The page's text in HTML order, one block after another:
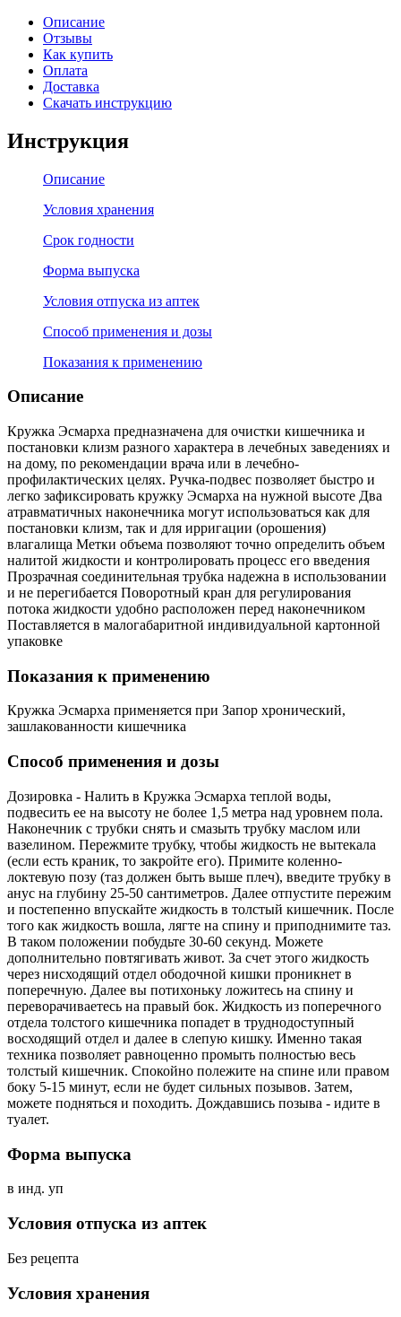
Описание
Отзывы
Как купить
Оплата
Доставка
Скачать инструкцию
Инструкция
Описание
Условия хранения
Срок годности
Форма выпуска
Условия отпуска из аптек
Способ применения и дозы
Показания к применению
Описание
Кружка Эсмарха предназначена для очистки кишечника и
постановки клизм разного характера в лечебных заведениях и
на дому, по рекомендации врача или в лечебно-
профилактических целях. Ручка-подвес позволяет быстро и
легко зафиксировать кружку Эсмарха на нужной высоте Два
атравматичных наконечника могут использоваться как для
постановки клизм, так и для ирригации (орошения)
влагалища Метки объема позволяют точно определить объем
налитой жидкости и контролировать процесс его введения
Прозрачная соединительная трубка надежна в использовании
и не перегибается Поворотный кран для регулирования
потока жидкости удобно расположен перед наконечником
Поставляется в малогабаритной индивидуальной картонной
упаковке
Показания к применению
Кружка Эсмарха применяется при Запор хронический,
зашлакованности кишечника
Способ применения и дозы
Дозировка - Налить в Кружка Эсмарха теплой воды,
подвесить ее на высоту не более 1,5 метра над уровнем пола.
Наконечник с трубки снять и смазыть трубку маслом или
вазелином. Пережмите трубку, чтобы жидкость не вытекала
(если есть краник, то закройте его). Примите коленно-
локтевую позу (таз должен быть выше плеч), введите трубку в
анус на глубину 25-50 сантиметров. Далее отпустите пережим
и постепенно впускайте жидкость в толстый кишечник. После
того как жидкость вошла, лягте на спину и приподнимите таз.
В таком положении побудьте 30-60 секунд. Можете
дополнительно повтягивать живот. За счет этого жидкость
через нисходящий отдел ободочной кишки проникнет в
поперечную. Далее вы потихоньку ложитесь на спину и
переворачиваетесь на правый бок. Жидкость из поперечного
отдела толстого кишечника попадет в труднодоступный
восходящий отдел и далее в слепую кишку. Именно такая
техника позволяет равноценно промыть полностью весь
толстый кишечник. Спокойно полежите на спине или правом
боку 5-15 минут, если не будет сильных позывов. Затем,
можете подняться и походить. Дождавшись позыва - идите в
туалет.
Форма выпуска
в инд. уп
Условия отпуска из аптек
Без рецепта
Условия хранения